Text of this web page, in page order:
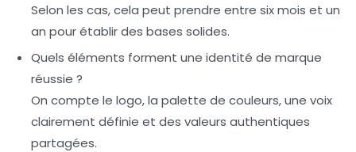
Selon les cas, cela peut prendre entre six mois et un
an pour établir des bases solides.
Quels éléments forment une identité de marque
réussie ?
On compte le logo, la palette de couleurs, une voix
clairement définie et des valeurs authentiques
partagées.